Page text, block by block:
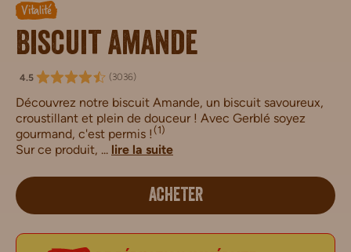
Vitalité
Biscuit amande
4.5 (3036)
Découvrez notre biscuit Amande, un biscuit savoureux,
croustillant et plein de douceur ! Avec Gerblé soyez
gourmand, c'est permis ! (1)
Sur ce produit, ... lire la suite
ACHETER